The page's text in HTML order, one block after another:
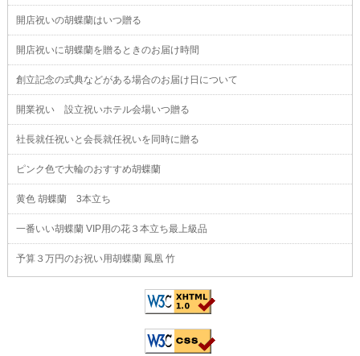
開店祝いの胡蝶蘭はいつ贈る
開店祝いに胡蝶蘭を贈るときのお届け時間
創立記念の式典などがある場合のお届け日について
開業祝い 設立祝いホテル会場いつ贈る
社長就任祝いと会長就任祝いを同時に贈る
ピンク色で大輪のおすすめ胡蝶蘭
黄色 胡蝶蘭 3本立ち
一番いい胡蝶蘭 VIP用の花３本立ち最上級品
予算３万円のお祝い用胡蝶蘭 鳳凰 竹